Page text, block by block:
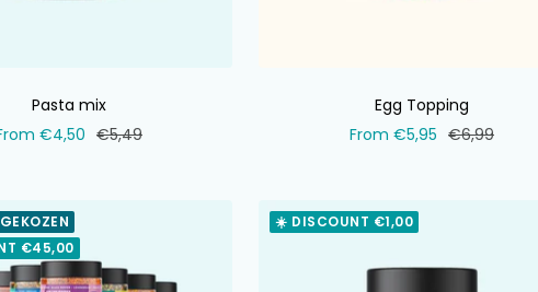
Pasta mix
€4,50 Normal
€5,49
Egg Topping
Selling
From €5,95 Normal
€6,99
€45,00
☀️ DISCOUNT €1,00